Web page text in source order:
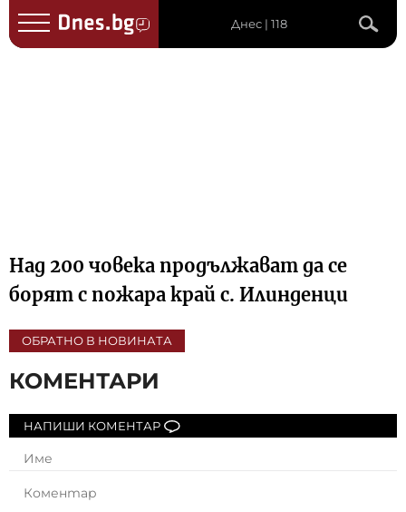
Днес | 118
Над 200 човека продължават да се
борят с пожара край с. Илинденци
ОБРАТНО В НОВИНАТА
КОМЕНТАРИ
НАПИШИ КОМЕНТАР